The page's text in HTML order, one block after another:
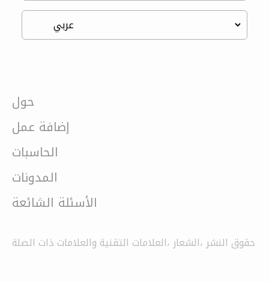
حول
إضافة عمل
الحاسبات
المدونات
الأسئلة الشائعة
حقوق النشر ،الشعار ،العلامات التقنية والعلامات ذات الصلة